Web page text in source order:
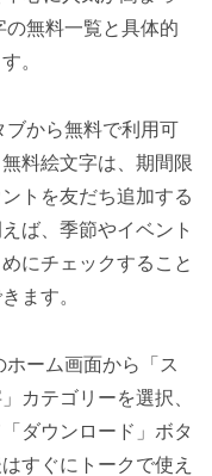
無料一覧と具体的
。
ブから無料で利用可
料絵文字は、期間限
トを友だち追加する
ば、季節やイベント
にチェックすること
ます。
ーム画面から「ス
カテゴリーを選択、
ダウンロード」ボタ
すぐにトークで使え